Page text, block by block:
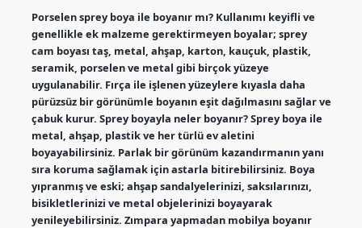
Porselen sprey boya ile boyanır mı? Kullanımı keyifli ve
genellikle ek malzeme gerektirmeyen boyalar; sprey
cam boyası taş, metal, ahşap, karton, kauçuk, plastik,
seramik, porselen ve metal gibi birçok yüzeye
uygulanabilir. Fırça ile işlenen yüzeylere kıyasla daha
pürüzsüz bir görünümle boyanın eşit dağılmasını sağlar ve
çabuk kurur. Sprey boyayla neler boyanır? Sprey boya ile
metal, ahşap, plastik ve her türlü ev aletini
boyayabilirsiniz. Parlak bir görünüm kazandırmanın yanı
sıra koruma sağlamak için astarla bitirebilirsiniz. Boya
yıpranmış ve eski; ahşap sandalyelerinizi, saksılarınızı,
bisikletlerinizi ve metal objelerinizi boyayarak
yenileyebilirsiniz. Zımpara yapmadan mobilya boyanır